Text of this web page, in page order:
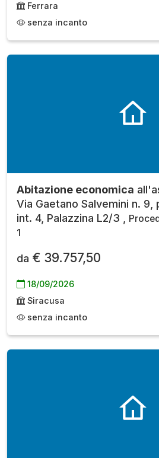
Ferrara
senza incanto
Abitazione economica
Via Gaetano Salvemini n. 9,
int. 4, Palazzina L2/3 ,
1
da € 39.757,50
18/09/2026
Siracusa
senza incanto